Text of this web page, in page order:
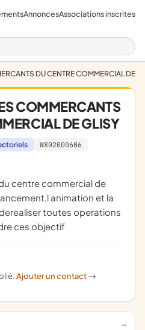
AnnoncesAssociations inscrites
DU CENTRE COMMERCIAL DE
COMMERCANTS
DE GLISY
W802000606
animation et la
toutes operations
ces objectif
Ajouter un contact ->